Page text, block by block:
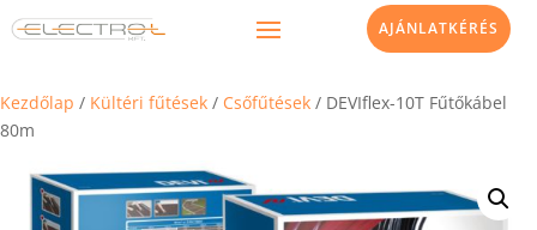
AJÁNLATKÉRÉS
Kezdőlap / Kültéri fűtések / Csőfűtések / DEVIflex-10T Fűtőkábel
80m